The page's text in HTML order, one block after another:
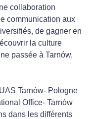
collaboration
communication aux
de gagner en
la culture
passée à Tarnów,
Tarnów- Pologne
Office- Tarnów
dans les différents